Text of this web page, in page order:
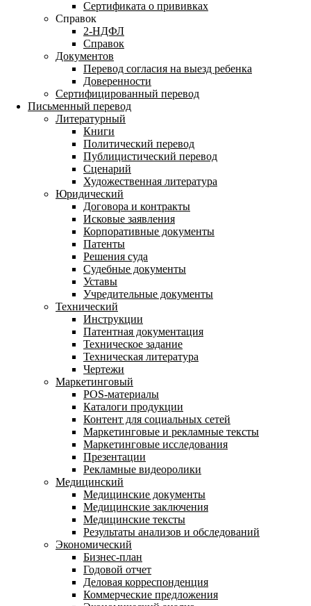
Сертификата о прививках
Справок
2-НДФЛ
Справок
Документов
Перевод согласия на выезд ребенка
Доверенности
Сертифицированный перевод
Письменный перевод
Литературный
Книги
Политический перевод
Публицистический перевод
Сценарий
Художественная литература
Юридический
Договора и контракты
Исковые заявления
Корпоративные документы
Патенты
Решения суда
Судебные документы
Уставы
Учредительные документы
Технический
Инструкции
Патентная документация
Техническое задание
Техническая литература
Чертежи
Маркетинговый
POS-материалы
Каталоги продукции
Контент для социальных сетей
Маркетинговые и рекламные тексты
Маркетинговые исследования
Презентации
Рекламные видеоролики
Медицинский
Медицинские документы
Медицинские заключения
Медицинские тексты
Результаты анализов и обследований
Экономический
Бизнес-план
Годовой отчет
Деловая корреспонденция
Коммерческие предложения